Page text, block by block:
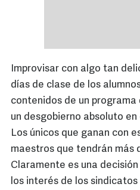
Improvisar con algo tan
días de clase de los
contenidos de un programa
un desgobierno absoluto
Los únicos que ganan con
maestros que tendrán más
Claramente es una
los interés de los